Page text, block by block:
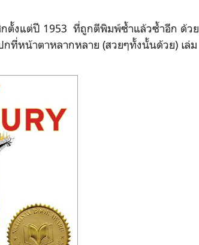
กตั้งแต่ปี 1953 ที่ถูกตีพิมพ์ซ้ำแล้วซ้ำอีก ด้วย
ที่หน้าตาหลากหลาย (สวยๆทั้งนั้นด้วย) เล่ม